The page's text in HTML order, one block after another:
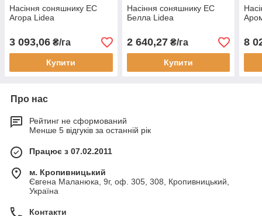
Насіння соняшнику ЕС
Агора Lidea
3 093,06 ₴/га
Купити
Насіння соняшнику ЕС
Белла Lidea
2 640,27₴/га
Купити
8
Про нас
Рейтинг не сформований
Менше 5 відгуків за останній рік
Працює з 07.02.2011
м. Кропивницький
Євгена Маланюка, 9г, оф. 305, 308, Кропивницький,
Україна
Контакти